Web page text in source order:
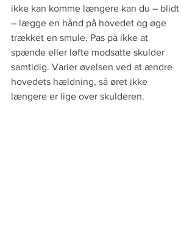
ikke kan komme længere kan du – blidt
– lægge en hånd på hovedet og øge
trækket en smule. Pas på ikke at
spænde eller løfte modsatte skulder
samtidig. Varier øvelsen ved at ændre
hovedets hældning, så øret ikke
længere er lige over skulderen.